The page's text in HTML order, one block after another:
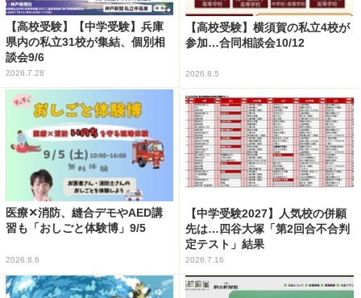
【高校受験】【中学受験】兵庫
県内の私立31校が集結、個別相
談会9/6
2026.7.28
【高校受験】横須賀の私立4校が
参加…合同相談会10/12
2026.8.5
医療✕消防、縫合デモやAED講
習も「おしごと体験博」9/5
2026.8.6
【中学受験2027】人気校の併願
先は…四谷大塚「第2回合不合判
定テスト」結果
2026.7.16